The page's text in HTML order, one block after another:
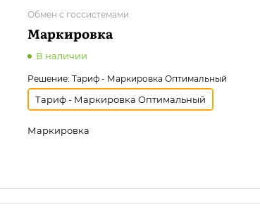
Обмен с госсистемами
Маркировка
В наличии
Решение: Тариф - Маркировка Оптимальный
Тариф - Маркировка Оптимальный
Маркировка